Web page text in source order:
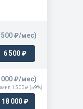
500 ₽/мес)
6 500 ₽
1 500 ₽ (≈9%)
000 ₽/мес)
18 000 ₽